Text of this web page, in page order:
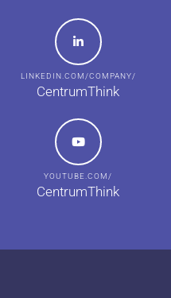
LINKEDIN.COM/COMPANY/
CentrumThink
YOUTUBE.COM/
CentrumThink